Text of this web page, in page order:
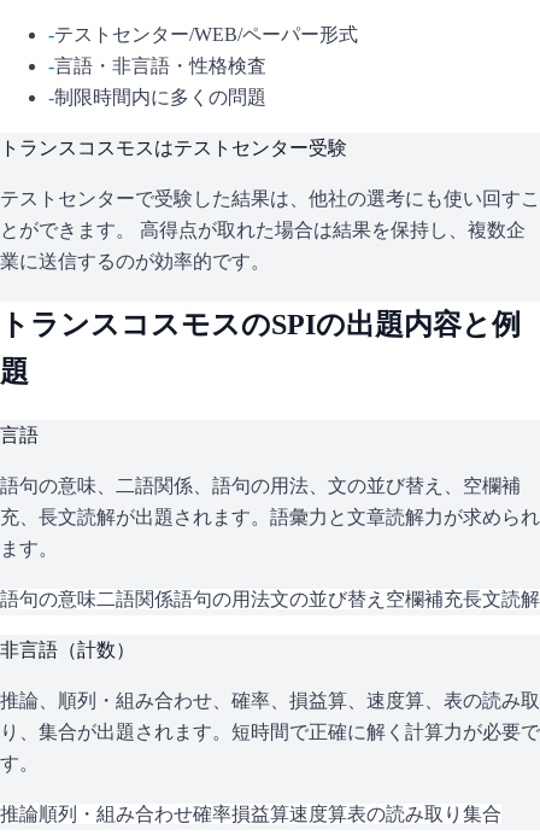
-テストセンター/WEB/ペーパー形式
-言語・非言語・性格検査
-制限時間内に多くの問題
トランスコスモスはテストセンター受験
テストセンターで受験した結果は、他社の選考にも使い回すこ
とができます。 高得点が取れた場合は結果を保持し、複数企
業に送信するのが効率的です。
トランスコスモスのSPIの出題内容と例
題
言語
語句の意味、二語関係、語句の用法、文の並び替え、空欄補
充、長文読解が出題されます。語彙力と文章読解力が求められ
ます。
語句の意味二語関係語句の用法文の並び替え 空欄補充長文読解
非言語（計数）
推論、順列・組み合わせ、確率、損益算、速度算、表の読み取
り、集合が出題されます。短時間で正確に解く計算力が必要で
す。
推論順列・組み合わせ確率損益算速度算表の読み取り 集合